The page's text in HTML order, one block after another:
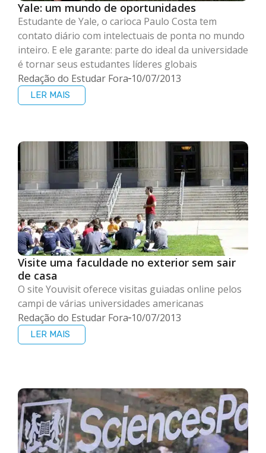
Yale: um mundo de oportunidades
Estudante de Yale, o carioca Paulo Costa tem
contato diário com intelectuais de ponta no mundo
inteiro. E ele garante: parte do ideal da universidade
é tornar seus estudantes líderes globais
Redação do Estudar Fora 10/07/2013
LER MAIS
Visite uma faculdade no exterior sem sair
de casa
O site Youvisit oferece visitas guiadas online pelos
campi de várias universidades americanas
Redação do Estudar Fora 10/07/2013
LER MAIS